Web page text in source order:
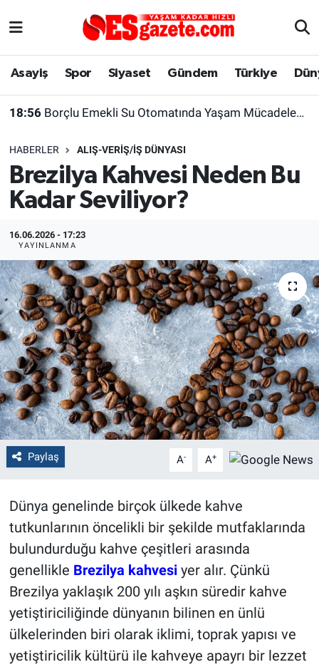
Asayiş Spor Siyaset Gündem Türkiye
18:56 Borçlu Emekli Su Otomatında Yaşam Mücadelesi Veriyor
HABERLER ALIŞ-VERIŞ/İŞ DÜNYASI
Brezilya Kahvesi Neden Bu
Kadar Seviliyor?
16.06.2026 - 17:23
YAYINLANMA
Paylaş A- A+
Dünya genelinde birçok ülkede kahve
tutkunlarının öncelikli bir şekilde mutfaklarında
bulundurduğu kahve çeşitleri arasında
genellikle Brezilya kahvesiyer alır. Çünkü
Brezilya yaklaşık 200 yılı aşkın süredir kahve
yetiştiriciliğinde dünyanın bilinen en ünlü
ülkelerinden biri olarak iklimi, toprak yapısı ve
yetiştiricilik kültürü ile kahveye apayrı bir lezzet
Asayiş
Gündem
Türkiye
Dünya
Sağlık
Alış-Veriş/İş dünyası
Yaşam
Eskişehirspor Arşivi
Eskişehir Arşivi
Röportaj
Ekonomi
Kültür Sanat
Politika
Bilecik
Kütahya
Gezi
Çevre
Yerel
Magazin
Bilim ve Teknoloji
Eskişehir Nöbetçi Eczaneler
Süper Lig Puan Durumu ve Fikstür
Tüm Manşetler
Son Dakika Haberleri
Haber Arşivi